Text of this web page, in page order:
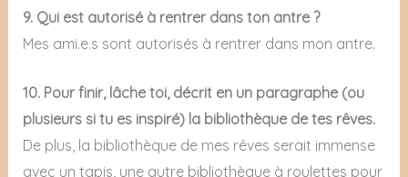
9. Qui est autorisé à rentrer dans ton antre ?
Mes ami.e.s sont autorisés à rentrer dans mon antre.
10. Pour finir, lâche toi, décrit en un paragraphe (ou
plusieurs si tu es inspiré) la bibliothèque de tes rêves.
De plus, la bibliothèque de mes rêves serait immense
avec un tapis, une autre bibliothèque à roulettes pour